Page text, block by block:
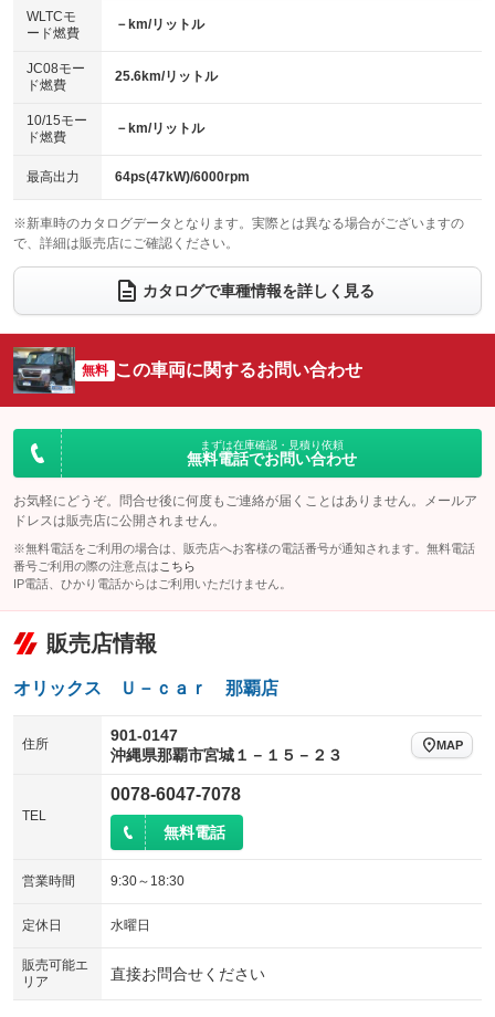
センターデフロック
：装備なし
電動格納ミラー
：装備あり
エアロ
：装備なし
ローダウン
：装備なし
ベンチシート
：装備あり
チップアップシート
：装備あり
電動格納サードシート
：装備なし シートヒーター
：装備なし
ウォークスルー
電動リアゲート フロントカメラ
：装備なし
シートエアコン
：装備なし 全周囲カメラ
：装備なし
サイドカメラ
：装備なし ルーフレール
：装備なし
エアサスペンション ヘッドライトウォッシャー
WLTCモ
ード燃費
－km/リットル
JC08モー
ド燃費
25.6km/リットル
10/15モー
ド燃費
－km/リットル
最高出力 64ps(47kW)/6000rpm
※新車時のカタログデータとなります。実際とは異なる場合がございますの
で、詳細は販売店にご確認ください。
カタログで車種情報を詳しく見る
無料 この車両に関するお問い合わせ
まずは在庫確認・見積り依頼
無料電話でお問い合わせ
お気軽にどうぞ。問合せ後に何度もご連絡が届くことはありません。メールア
ドレスは販売店に公開されません。
※無料電話をご利用の場合は、販売店へお客様の電話番号が通知されます。無料電話
番号ご利用の際の注意点は こちら
IP電話、ひかり電話からはご利用いただけません。
販売店情報
オリックス Ｕ－ｃａｒ 那覇店
住所
901-0147
沖縄県那覇市宮城１－１５－２３
MAP
TEL
0078-6047-7078
無料電話
営業時間 9:30～18:30
定休日 水曜日
販売可能エ
リア
直接お問合せください